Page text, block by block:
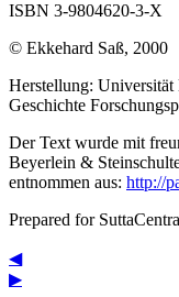
ISBN 3-9804620-3-X
© Ekkehard Saß, 2000
Herstellung: Universität
Geschichte
Der Text wurde mit
Beyerlein &
entnommen aus: http://
Prepared for
◀
▶